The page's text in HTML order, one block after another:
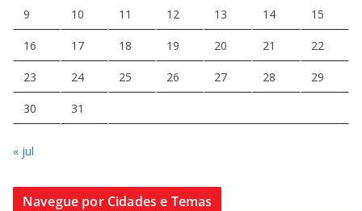
9 10 11 12 13 14 15
16 17 18 19 20 21 22
23 24 25 26 27 28 29
30 31
« jul
Navegue por Cidades e Temas